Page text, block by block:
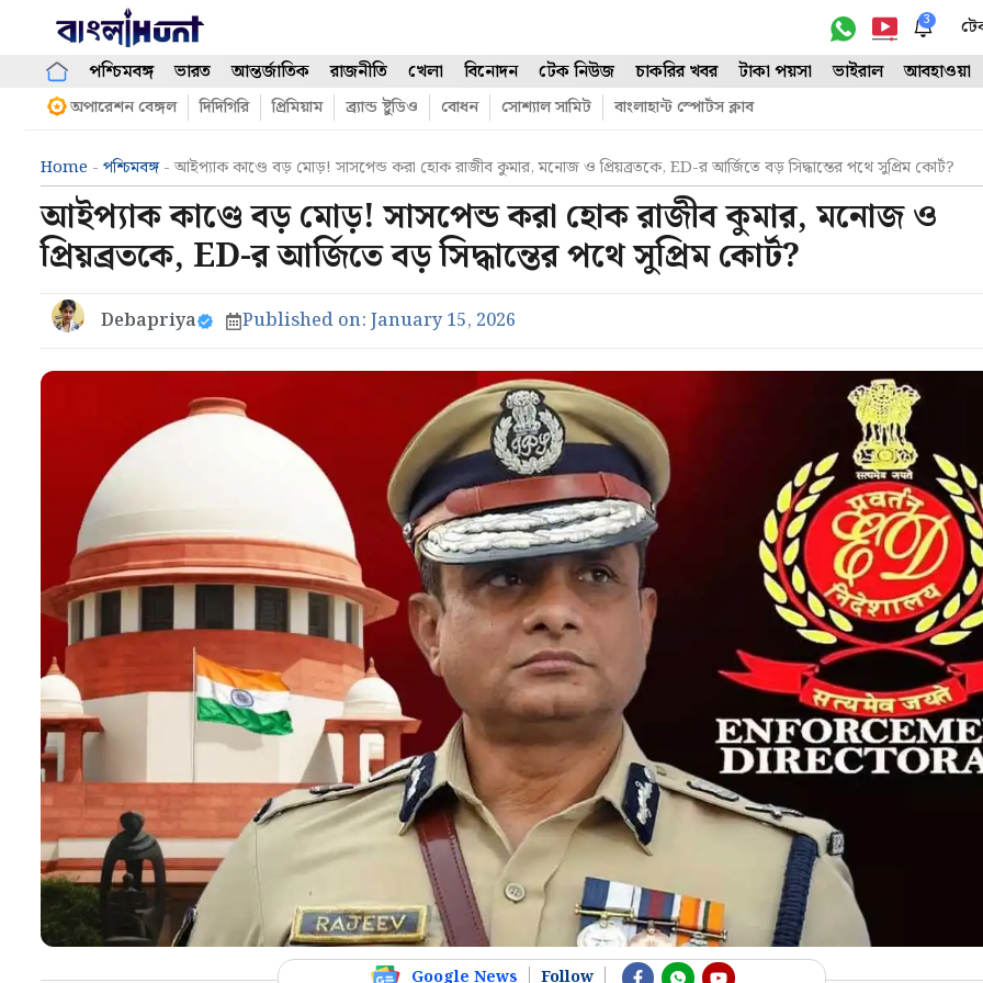
content
3
পশ্চিমবঙ্গ ভারত আন্তর্জাতিক রাজনীতি খেলা বিনোদন টেক নিউজ চাকরির খবর টাকা পয়সা ভাইরাল আবহাওয়া
অপারেশন বেঙ্গল দিদিগিরি প্রিমিয়াম ব্র্যান্ড ষ্টুডিও বোধন সোশ্যাল সামিট বাংলাহান্ট স্পোর্টস ক্লাব
Home - পশ্চিমবঙ্গ- আইপ্যাক কাণ্ডে বড় মোড়! সাসপেন্ড করা হোক রাজীব কুমার, মনোজ ও প্রিয়ব্রতকে, ED-র আর্জিতে বড় সিদ্ধান্তের পথে সুপ্রিম কোর্ট?
আইপ্যাক কাণ্ডে বড় মোড়! সাসপেন্ড করা হোক রাজীব কুমার, মনোজ ও
প্রিয়ব্রতকে, ED-র আর্জিতে বড় সিদ্ধান্তের পথে সুপ্রিম কোর্ট?
Debapriya Published on: January 15, 2026
Google News Follow